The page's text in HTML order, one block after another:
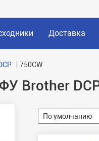
Доставка
750CW
Brother